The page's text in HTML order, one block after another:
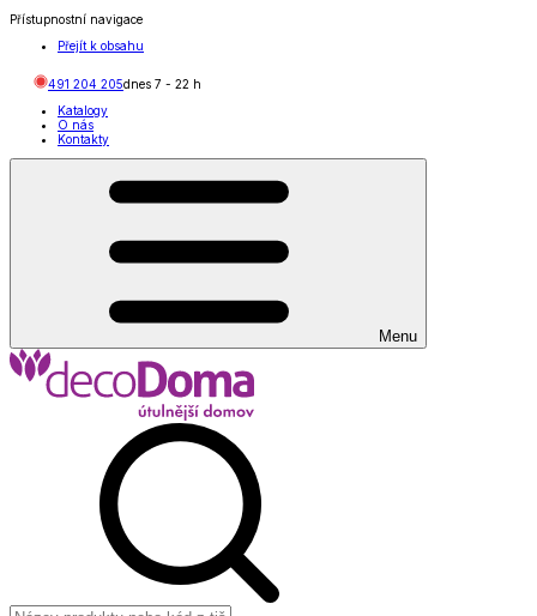
Přístupnostní navigace
Přejít k obsahu
491 204 205dnes 7 - 22 h
Katalogy
O nás
Kontakty
Menu